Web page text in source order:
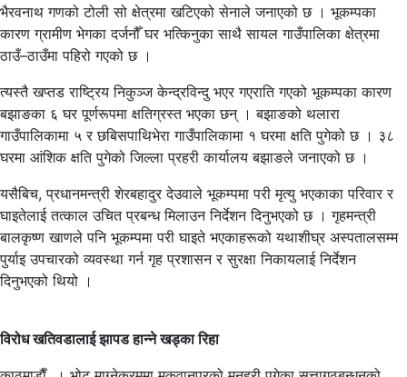
भैरवनाथ गणको टोली सो क्षेत्रमा खटिएको सेनाले जनाएको छ । भूकम्पका
कारण ग्रामीण भेगका दर्जनौँ घर भत्किनुका साथै सायल गाउँपालिका क्षेत्रमा
ठाउँ–ठाउँमा पहिरो गएको छ ।
त्यस्तै खप्तड राष्ट्रिय निकुञ्ज केन्द्रविन्दु भएर गएराति गएको भूकम्पका कारण
बझाङका ६ घर पूर्णरूपमा क्षतिग्रस्त भएका छन् । बझाङको थलारा
गाउँपालिकामा ५ र छबिसपाथिभेरा गाउँपालिकामा १ घरमा क्षति पुगेको छ । ३८
घरमा आंशिक क्षति पुगेको जिल्ला प्रहरी कार्यालय बझाङले जनाएको छ ।
यसैबिच, प्रधानमन्त्री शेरबहादुर देउवाले भूकम्पमा परी मृत्यु भएकाका परिवार र
घाइतेलाई तत्काल उचित प्रबन्ध मिलाउन निर्देशन दिनुभएको छ । गृहमन्त्री
बालकृष्ण खाणले पनि भूकम्पमा परी घाइते भएकाहरूको यथाशीघ्र अस्पतालसम्म
पुर्याइ उपचारको व्यवस्था गर्न गृह प्रशासन र सुरक्षा निकायलाई निर्देशन
दिनुभएको थियो ।
विरोध खतिवडालाई झापड हान्ने खड्का रिहा